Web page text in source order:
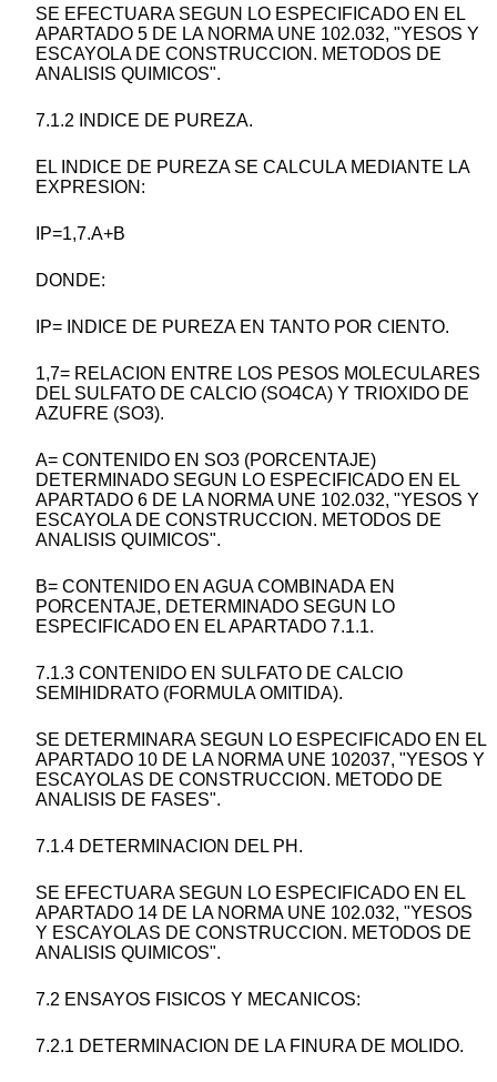
SE EFECTUARA SEGUN LO ESPECIFICADO EN EL
APARTADO 5 DE LA NORMA UNE 102.032, "YESOS Y
ESCAYOLA DE CONSTRUCCION. METODOS DE
ANALISIS QUIMICOS".
7.1.2 INDICE DE PUREZA.
EL INDICE DE PUREZA SE CALCULA MEDIANTE LA
EXPRESION:
IP=1,7.A+B
DONDE:
IP= INDICE DE PUREZA EN TANTO POR CIENTO.
1,7= RELACION ENTRE LOS PESOS MOLECULARES
DEL SULFATO DE CALCIO (SO4CA) Y TRIOXIDO DE
AZUFRE (SO3).
A= CONTENIDO EN SO3 (PORCENTAJE)
DETERMINADO SEGUN LO ESPECIFICADO EN EL
APARTADO 6 DE LA NORMA UNE 102.032, "YESOS Y
ESCAYOLA DE CONSTRUCCION. METODOS DE
ANALISIS QUIMICOS".
B= CONTENIDO EN AGUA COMBINADA EN
PORCENTAJE, DETERMINADO SEGUN LO
ESPECIFICADO EN EL APARTADO 7.1.1.
7.1.3 CONTENIDO EN SULFATO DE CALCIO
SEMIHIDRATO (FORMULA OMITIDA).
SE DETERMINARA SEGUN LO ESPECIFICADO EN EL
APARTADO 10 DE LA NORMA UNE 102037, "YESOS Y
ESCAYOLAS DE CONSTRUCCION. METODO DE
ANALISIS DE FASES".
7.1.4 DETERMINACION DEL PH.
SE EFECTUARA SEGUN LO ESPECIFICADO EN EL
APARTADO 14 DE LA NORMA UNE 102.032, "YESOS
Y ESCAYOLAS DE CONSTRUCCION. METODOS DE
ANALISIS QUIMICOS".
7.2 ENSAYOS FISICOS Y MECANICOS:
7.2.1 DETERMINACION DE LA FINURA DE MOLIDO.